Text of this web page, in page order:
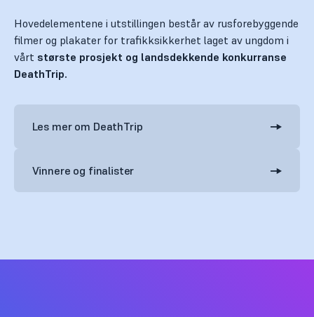
Hovedelementene i utstillingen består av rusforebyggende
filmer og plakater for trafikksikkerhet laget av ungdom i
vårt største prosjekt og landsdekkende konkurranse
DeathTrip.
Les mer om DeathTrip
Vinnere og finalister